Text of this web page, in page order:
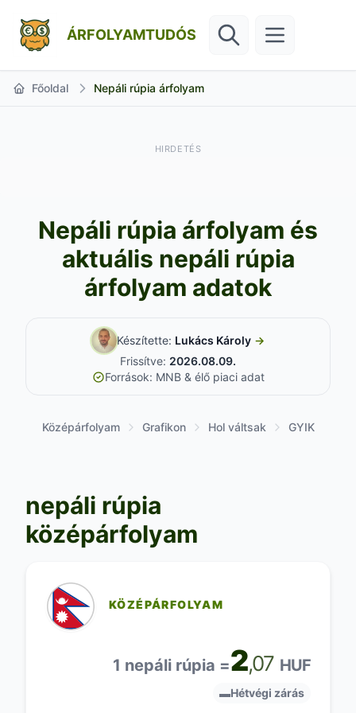
ÁRFOLYAMTUDÓS
Főoldal Nepáli rúpia árfolyam
HIRDETÉS
Nepáli rúpia árfolyam és
aktuális nepáli rúpia
árfolyam adatok
Készítette: Lukács Károly →
Frissítve: 2026.08.09.
Források: MNB & élő piaci adat
Középárfolyam Grafikon Hol váltsak GYIK
nepáli rúpia
középárfolyam
KÖZÉPÁRFOLYAM
1 nepáli rúpia =2,07 HUF
▬Hétvégi zárás